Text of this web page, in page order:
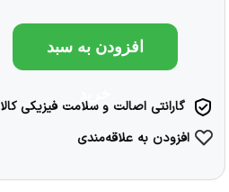
افزودن به سبد
گارانتی اصالت و سلامت فیزیکی کالا
افزودن به علاقه‌مندی